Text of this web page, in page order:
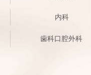
内科
歯科口腔外科